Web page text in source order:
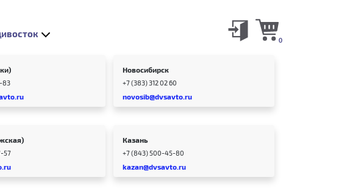
0
83
Новосибирск
+7 (383) 312 02 60
novosib@dvsavto.ru
57
Казань
+7 (843) 500-45-80
kazan@dvsavto.ru